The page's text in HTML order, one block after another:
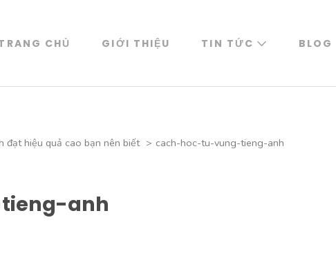
CHỦ GIỚI THIỆU TIN TỨC BLOG
đạt hiệu quả cao bạn nên biết > cach-hoc-tu-vung-tieng-anh
anh